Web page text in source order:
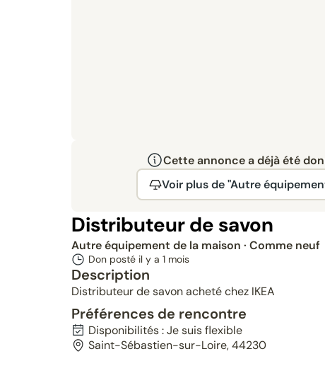
Cette annonce a déjà été
Voir plus de "Autre
Distributeur de savon
Autre équipement de la maison · Comme neuf
Don posté il y a 1 mois
Description
Distributeur de savon acheté chez IKEA
Préférences de rencontre
Disponibilités : Je suis flexible
Saint-Sébastien-sur-Loire, 44230